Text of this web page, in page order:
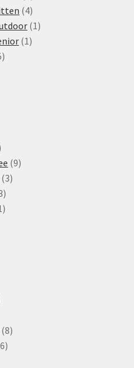
produkty
44
produkty
1 1
1 1
15
99
33
3
produkty
1
88
66